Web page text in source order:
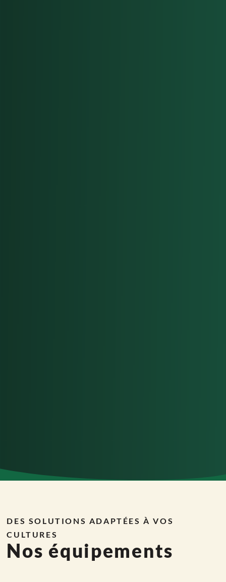
DES SOLUTIONS ADAPTÉES À VOS
CULTURES
Nos équipements